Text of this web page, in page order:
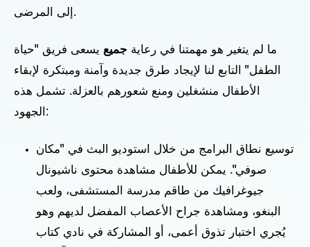
إلى المرضى.
ما لم يتغير هو مهمتنا في رعاية جميع يسعى فريق "حياة
الطفل" التابع لنا لإيجاد طرق جديدة وآمنة ومبتكرة لإبقاء
الأطفال منشغلين ومنع شعورهم بالعزلة. تشمل هذه
الجهود:
توسيع نطاق البرامج من خلال استوديو البث في "مكان
صوفي". يمكن للأطفال مشاهدة محتوى ناشيونال
جيوغرافيك من طاقم مدرسة المستشفى، ولعب
البنغو، ومشاهدة جراح الأعصاب المفضل لديهم وهو
يُجري اختبار تذوق أعمى، أو المشاركة في نادي كتاب